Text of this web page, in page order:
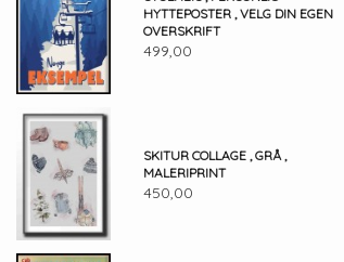
HYTTEPOSTER , VELG DIN EGEN
OVERSKRIFT
499,00
SKITUR COLLAGE , GRÅ ,
MALERIPRINT
450,00